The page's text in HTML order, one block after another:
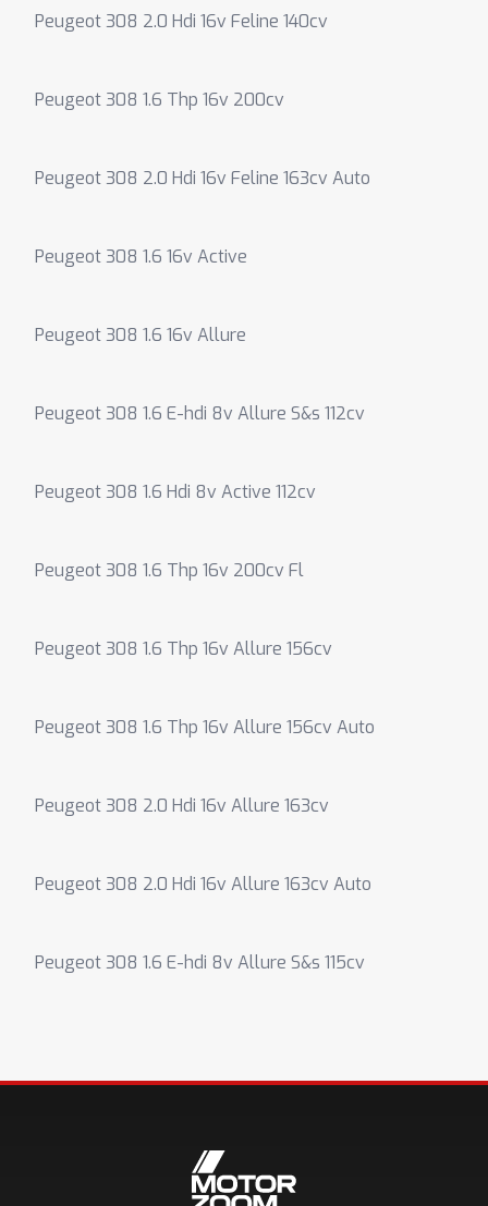
Peugeot 308 2.0 Hdi 16v Feline 140cv
Peugeot 308 1.6 Thp 16v 200cv
Peugeot 308 2.0 Hdi 16v Feline 163cv Auto
Peugeot 308 1.6 16v Active
Peugeot 308 1.6 16v Allure
Peugeot 308 1.6 E-hdi 8v Allure S&s 112cv
Peugeot 308 1.6 Hdi 8v Active 112cv
Peugeot 308 1.6 Thp 16v 200cv Fl
Peugeot 308 1.6 Thp 16v Allure 156cv
Peugeot 308 1.6 Thp 16v Allure 156cv Auto
Peugeot 308 2.0 Hdi 16v Allure 163cv
Peugeot 308 2.0 Hdi 16v Allure 163cv Auto
Peugeot 308 1.6 E-hdi 8v Allure S&s 115cv